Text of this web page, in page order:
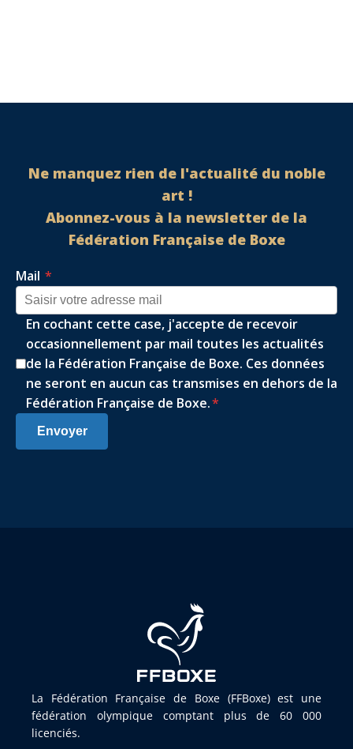
Ne manquez rien de l'actualité du noble
art !
Abonnez-vous à la newsletter de la
Fédération Française de Boxe
Mail *
En cochant cette case, j'accepte de recevoir
occasionnellement par mail toutes les actualités
de la Fédération Française de Boxe. Ces données
ne seront en aucun cas transmises en dehors de la
Fédération Française de Boxe.*
Envoyer
La Fédération Française de Boxe (FFBoxe) est une
fédération olympique comptant plus de 60 000
licenciés.